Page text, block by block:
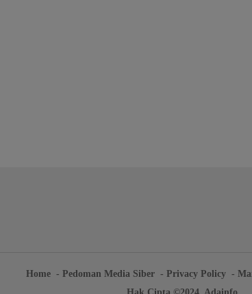
Home Pedoman Media Siber Privacy Policy